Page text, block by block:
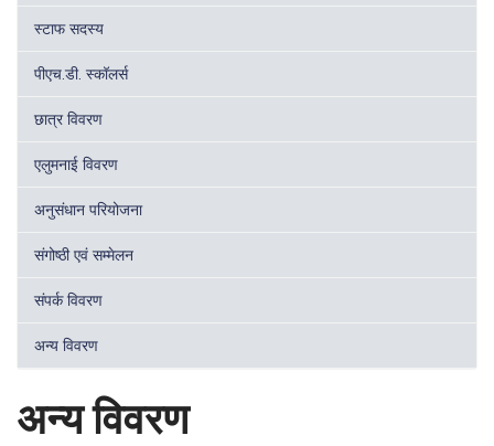
स्टाफ सदस्य
पीएच.डी. स्कॉलर्स
छात्र विवरण
एलुमनाई विवरण
अनुसंधान परियोजना
संगोष्ठी एवं सम्मेलन
संपर्क विवरण
अन्य विवरण
अन्य विवरण